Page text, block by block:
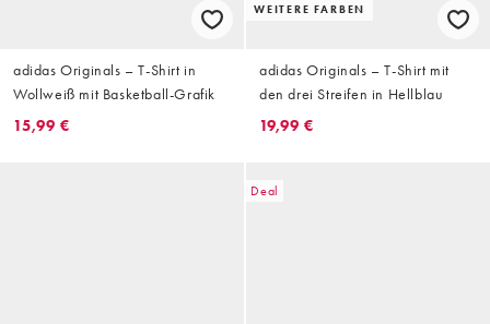
adidas Originals – T-Shirt in
Wollweiß mit Basketball-Grafik
15,99 €
WEITERE FARBEN
adidas Originals – T-Shirt mit
den drei Streifen in Hellblau
19,99 €
Deal